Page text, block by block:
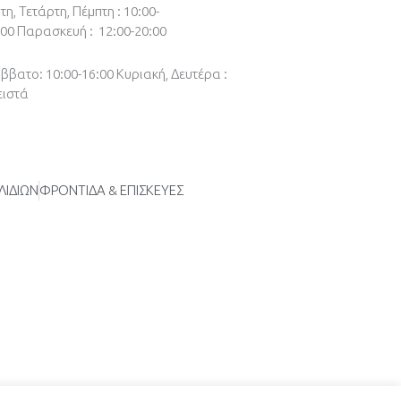
Τετάρτη, Πέμπτη : 10:00-
Παρασκευή : 12:00-20:00
10:00-16:00 Κυριακή, Δευτέρα :
ΦΡΟΝΤΙΔΑ & ΕΠΙΣΚΕΥΕΣ